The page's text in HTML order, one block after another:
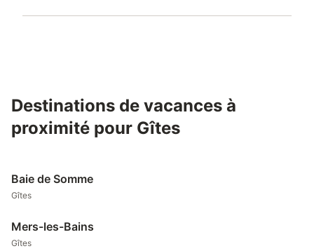
Destinations de vacances à
proximité pour Gîtes
Baie de Somme
Gîtes
Mers-les-Bains
Gîtes